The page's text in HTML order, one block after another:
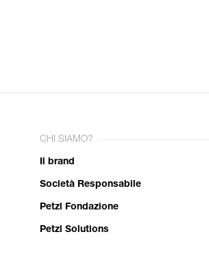
CHI SIAMO?
Il brand
Società Responsabile
Petzl Fondazione
Petzl Solutions